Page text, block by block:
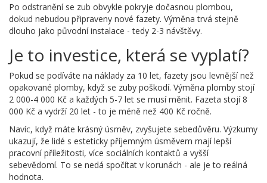
Po odstranění se zub obvykle pokryje dočasnou plombou,
dokud nebudou připraveny nové fazety. Výměna trvá stejně
dlouho jako původní instalace - tedy 2-3 návštěvy.
Je to investice, která se vyplatí?
Pokud se podíváte na náklady za 10 let, fazety jsou levnější než
opakované plomby, když se zuby poškodí. Výměna plomby stojí
2 000-4 000 Kč a každých 5-7 let se musí měnit. Fazeta stojí 8
000 Kč a vydrží 20 let - to je méně než 400 Kč ročně.
Navíc, když máte krásný úsměv, zvyšujete sebedůvěru. Výzkumy
ukazují, že lidé s esteticky příjemným úsměvem mají lepší
pracovní příležitosti, více sociálních kontaktů a vyšší
sebevědomí. To se nedá spočítat v korunách - ale je to reálná
hodnota.